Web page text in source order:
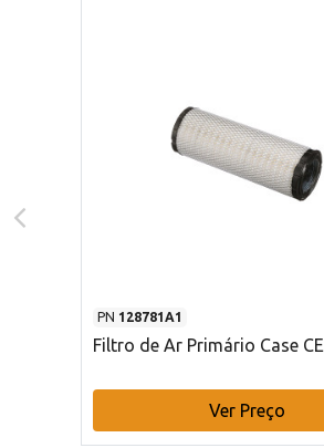
PN 128781A1
Filtro de Ar Primário Case CE
Ver Preço